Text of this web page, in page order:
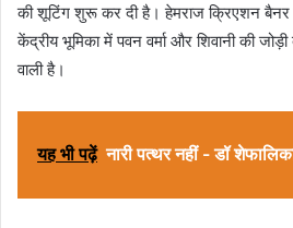
की शूटिंग शुरू कर दी है। हेमराज क्रिएशन
केंद्रीय भूमिका में पवन वर्मा और शिवानी की
वाली है।
यह भी पढ़ें नारी पत्थर नहीं - डॉ शेफालिका